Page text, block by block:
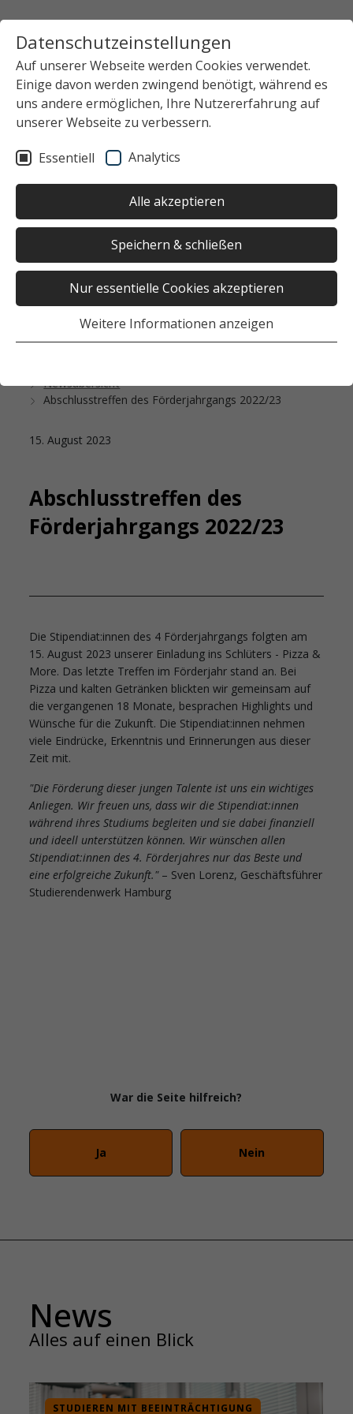
Datenschutzeinstellungen
Auf unserer Webseite werden Cookies verwendet.
Einige davon werden zwingend benötigt, während es
uns andere ermöglichen, Ihre Nutzererfahrung auf
unserer Webseite zu verbessern.
Essentiell Analytics
Alle akzeptieren
Speichern & schließen
Nur essentielle Cookies akzeptieren
Weitere Informationen anzeigen
Newsübersicht
Abschlusstreffen des Förderjahrgangs 2022/23
15. August 2023
Abschlusstreffen des
Förderjahrgangs 2022/23
Die Stipendiat:innen des 4 Förderjahrgangs folgten am
15. August 2023 unserer Einladung ins Schlüters - Pizza &
More. Das letzte Treffen im Förderjahr stand an. Bei
Pizza und kalten Getränken blickten wir gemeinsam auf
die vergangenen 18 Monate, besprachen Highlights und
Wünsche für die Zukunft. Die Stipendiat:innen nehmen
viele Eindrücke, Erkenntnis und Erinnerungen aus dieser
Zeit mit.
"Die Förderung dieser jungen Talente ist uns ein wichtiges
Anliegen. Wir freuen uns, dass wir die Stipendiat:innen
während ihres Studiums begleiten und sie dabei finanziell
und ideell unterstützen können. Wir wünschen allen
Stipendiat:innen des 4. Förderjahres nur das Beste und
eine erfolgreiche Zukunft." – Sven Lorenz, Geschäftsführer
Studierendenwerk Hamburg
War die Seite hilfreich?
Ja Nein
News
Alles auf einen Blick
STUDIEREN MIT BEEINTRÄCHTIGUNG